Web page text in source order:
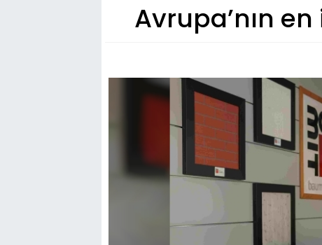
Avrupa’nın